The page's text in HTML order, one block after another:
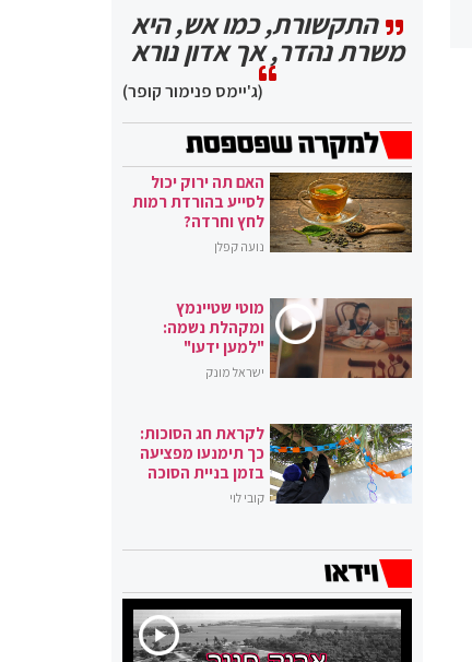
התקשורת, כמו אש, היא
משרת נהדר, אך אדון נורא
(ג'יימס פנימור קופר)
האם תה ירוק יכול
לסייע בהורדת רמות
לחץ וחרדה?
נועה קפלן
מוטי שטיינמץ
ומקהלת נשמה:
"למען ידעו"
ישראל מונק
לקראת חג הסוכות:
כך תימנעו מפציעה
בזמן בניית הסוכה
קובי לוי